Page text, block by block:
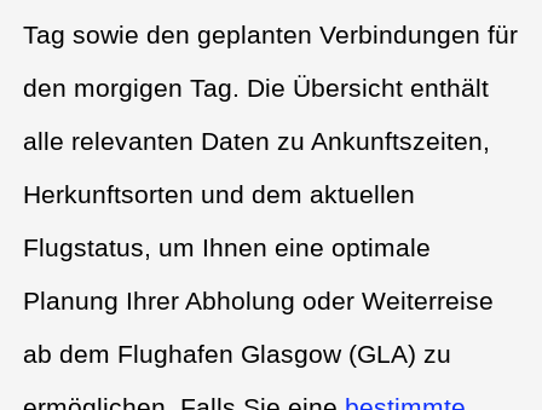
Tag sowie den geplanten Verbindungen für
den morgigen Tag. Die Übersicht enthält
alle relevanten Daten zu Ankunftszeiten,
Herkunftsorten und dem aktuellen
Flugstatus, um Ihnen eine optimale
Planung Ihrer Abholung oder Weiterreise
ab dem Flughafen Glasgow (GLA) zu